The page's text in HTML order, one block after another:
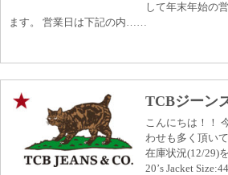
して年末年始の
ます。 営業日は下記の内……
TCBジーン
こんにちは！！
わせも多く頂い
在庫状況(12/29)
20’s Jacket